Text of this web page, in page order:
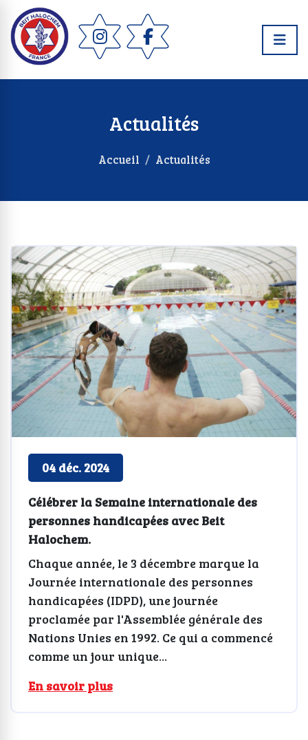
Actualités
Accueil Actualités
04 déc. 2024
Célébrer la Semaine internationale des
personnes handicapées avec Beit
Halochem.
Chaque année, le 3 décembre marque la
Journée internationale des personnes
handicapées (IDPD), une journée
proclamée par l'Assemblée générale des
Nations Unies en 1992. Ce qui a commencé
comme un jour unique...
En savoir plus